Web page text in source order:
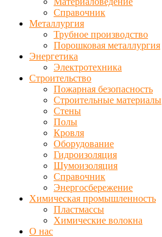
Справочник
Металлургия
Трубное производство
Порошковая металлургия
Энергетика
Электротехника
Строительство
Пожарная безопасность
Строительные материалы
Стены
Полы
Кровля
Оборудование
Гидроизоляция
Шумоизоляция
Справочник
Энергосбережение
Химическая промышленность
Пластмассы
Химические волокна
О нас